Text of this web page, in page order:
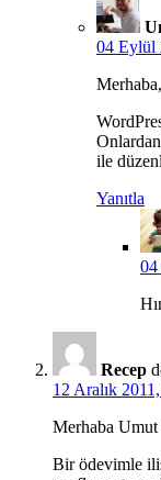
04 Eylül
Merhaba,
ile
Yanıtla
Recep
12 Aralık
Merhaba Umut
Bir ödevimle